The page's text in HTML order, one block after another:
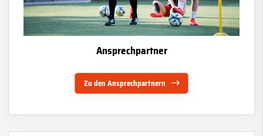
Ansprechpartner
Zu den Ansprechpartnern